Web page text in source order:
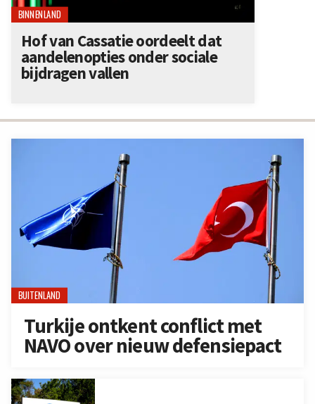
BUITENLAND
Turkije ontkent conflict met
NAVO over nieuw defensiepact
BINNENLAND
Hof van Cassatie oordeelt dat
aandelenopties onder sociale
bijdragen vallen